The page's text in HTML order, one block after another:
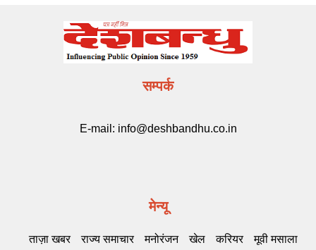
सम्पर्क
E-mail: info@deshbandhu.co.in
मेन्यू
ताज़ा खबर राज्य समाचार मनोरंजन खेल करियर मूवी मसाला